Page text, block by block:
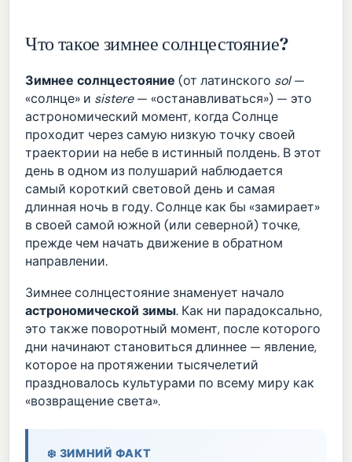
Что такое зимнее солнцестояние?
Зимнее солнцестояние (от латинского sol—
«солнце» и sistere— «останавливаться») — это
астрономический момент, когда Солнце
проходит через самую низкую точку своей
траектории на небе в истинный полдень. В этот
день в одном из полушарий наблюдается
самый короткий световой день и самая
длинная ночь в году. Солнце как бы «замирает»
в своей самой южной (или северной) точке,
прежде чем начать движение в обратном
направлении.
Зимнее солнцестояние знаменует начало
астрономической зимы. Как ни парадоксально,
это также поворотный момент, после которого
дни начинают становиться длиннее — явление,
которое на протяжении тысячелетий
праздновалось культурами по всему миру как
«возвращение света».
❄️ ЗИМНИЙ ФАКТ